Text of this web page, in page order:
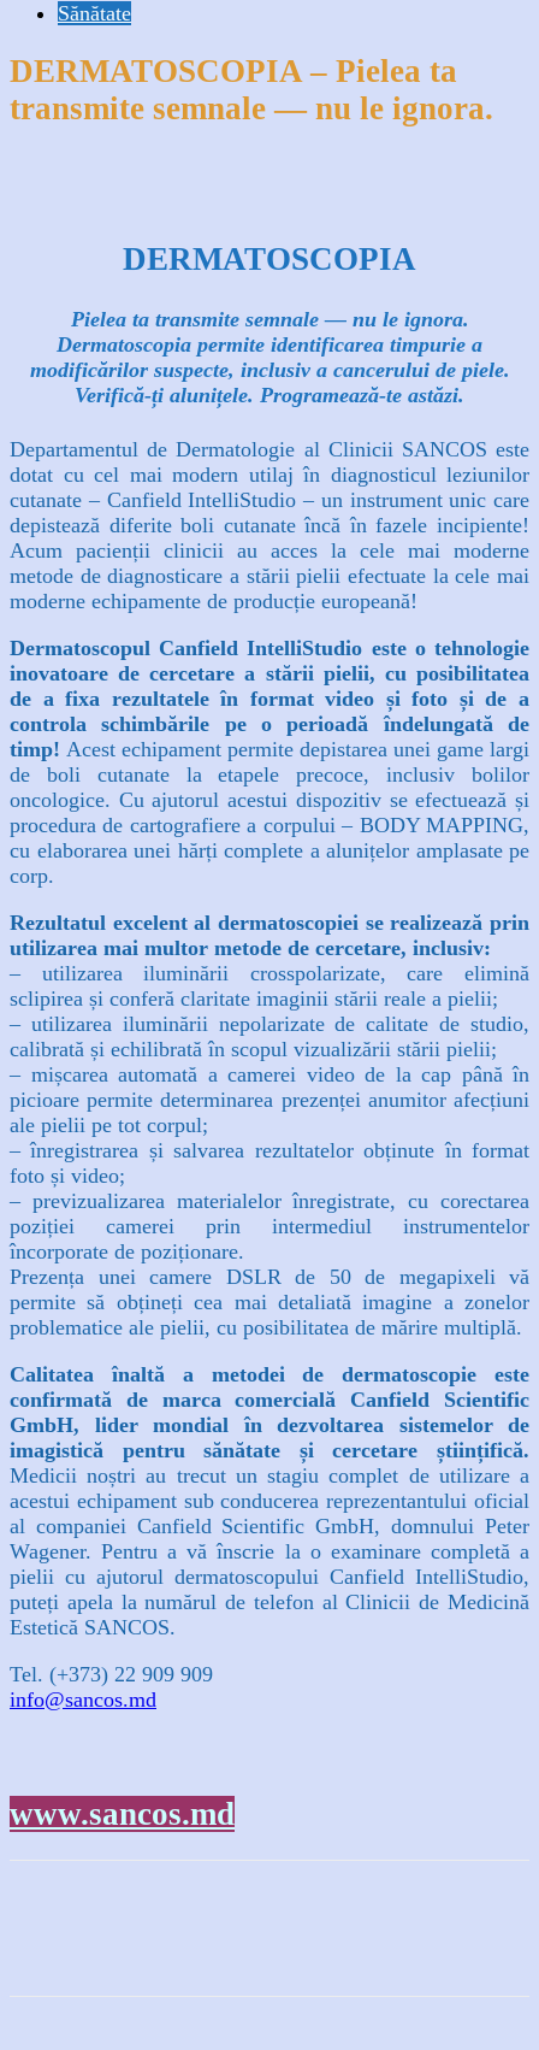
Sănătate
DERMATOSCOPIA – Pielea ta
transmite semnale — nu le ignora.
DERMATOSCOPIA
Pielea ta transmite semnale — nu le ignora.
Dermatoscopia permite identificarea timpurie a
modificărilor suspecte, inclusiv a cancerului de piele.
Verifică-ți alunițele. Programează-te astăzi.
Departamentul de Dermatologie al Clinicii SANCOS este
dotat cu cel mai modern utilaj în diagnosticul leziunilor
cutanate – Canfield IntelliStudio – un instrument unic care
depistează diferite boli cutanate încă în fazele incipiente!
Acum pacienții clinicii au acces la cele mai moderne
metode de diagnosticare a stării pielii efectuate la cele mai
moderne echipamente de producție europeană!
Dermatoscopul Canfield IntelliStudio este o tehnologie
inovatoare de cercetare a stării pielii, cu posibilitatea
de a fixa rezultatele în format video și foto și de a
controla schimbările pe o perioadă îndelungată de
timp! Acest echipament permite depistarea unei game largi
de boli cutanate la etapele precoce, inclusiv bolilor
oncologice. Cu ajutorul acestui dispozitiv se efectuează și
procedura de cartografiere a corpului – BODY MAPPING,
cu elaborarea unei hărți complete a alunițelor amplasate pe
corp.
Rezultatul excelent al dermatoscopiei se realizează prin
utilizarea mai multor metode de cercetare, inclusiv:
– utilizarea iluminării crosspolarizate, care elimină
sclipirea și conferă claritate imaginii stării reale a pielii;
– utilizarea iluminării nepolarizate de calitate de studio,
calibrată și echilibrată în scopul vizualizării stării pielii;
– mișcarea automată a camerei video de la cap până în
picioare permite determinarea prezenței anumitor afecțiuni
ale pielii pe tot corpul;
– înregistrarea și salvarea rezultatelor obținute în format
foto și video;
– previzualizarea materialelor înregistrate, cu corectarea
poziției camerei prin intermediul instrumentelor
încorporate de poziționare.
Prezența unei camere DSLR de 50 de megapixeli vă
permite să obțineți cea mai detaliată imagine a zonelor
problematice ale pielii, cu posibilitatea de mărire multiplă.
Calitatea înaltă a metodei de dermatoscopie este
confirmată de marca comercială Canfield Scientific
GmbH, lider mondial în dezvoltarea sistemelor de
imagistică pentru sănătate și cercetare științifică.
Medicii noștri au trecut un stagiu complet de utilizare a
acestui echipament sub conducerea reprezentantului oficial
al companiei Canfield Scientific GmbH, domnului Peter
Wagener. Pentru a vă înscrie la o examinare completă a
pielii cu ajutorul dermatoscopului Canfield IntelliStudio,
puteți apela la numărul de telefon al Clinicii de Medicină
Estetică SANCOS.
Tel. (+373) 22 909 909
info@sancos.md
www.sancos.md